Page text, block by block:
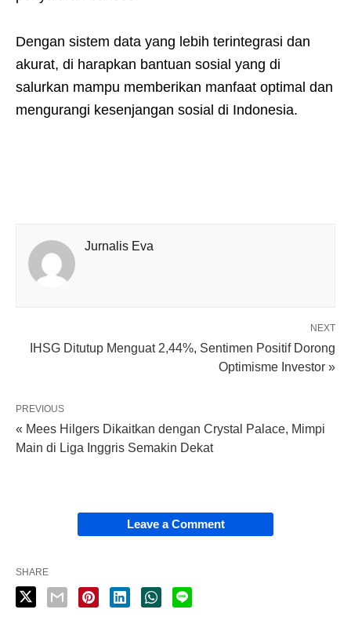
Dengan sistem data yang lebih terintegrasi dan
akurat, di harapkan bantuan sosial yang di
salurkan mampu memberikan manfaat optimal dan
mengurangi kesenjangan sosial di Indonesia.
Jurnalis Eva
NEXT
IHSG Ditutup Menguat 2,44%, Sentimen Positif Dorong
Optimisme Investor »
PREVIOUS
« Mees Hilgers Dikaitkan dengan Crystal Palace, Mimpi
Main di Liga Inggris Semakin Dekat
Leave a Comment
SHARE